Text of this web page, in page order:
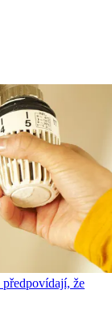
předpovídají, že